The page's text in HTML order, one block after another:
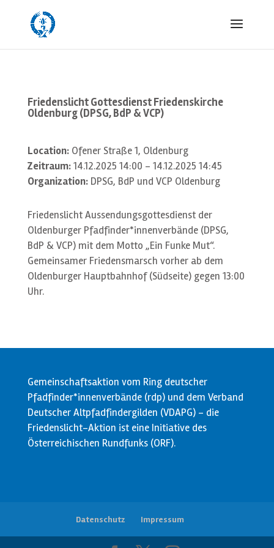
Friedenslicht Gottesdienst Friedenskirche
Oldenburg (DPSG, BdP & VCP)
Location:Ofener Straße 1, Oldenburg
Zeitraum:14.12.2025 14:00 - 14.12.2025 14:45
Organization:DPSG, BdP und VCP Oldenburg
Friedenslicht Aussendungsgottesdienst der
Oldenburger Pfadfinder*innenverbände (DPSG,
BdP & VCP) mit dem Motto „Ein Funke Mut“.
Gemeinsamer Friedensmarsch vorher ab dem
Oldenburger Hauptbahnhof (Südseite) gegen 13:00
Uhr.
Gemeinschaftsaktion vom Ring deutscher
Pfadfinder*innenverbände (rdp) und dem Verband
Deutscher Altpfadfindergilden (VDAPG) - die
Friedenslicht-Aktion ist eine Initiative des
Österreichischen Rundfunks (ORF).
Datenschutz Impressum